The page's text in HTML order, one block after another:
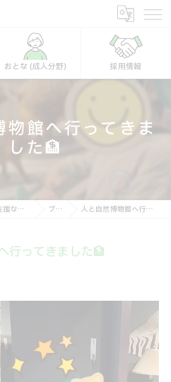
おとな (成人分野) 採用情報
物館へ行ってきま
した🏦
兵庫県神戸市の就労支援なら株式会社RUOLO ブログ 人と自然博物館へ行ってきました🏦
行ってきました🏦